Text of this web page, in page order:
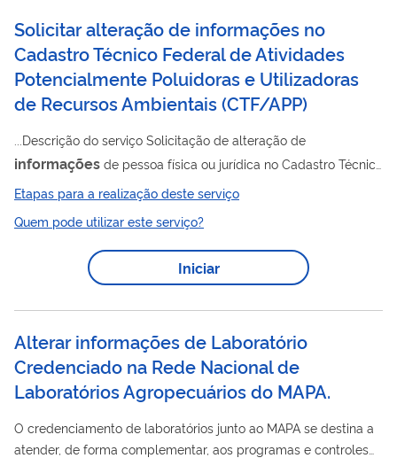
Solicitar alteração de informações no
Cadastro Técnico Federal de Atividades
Potencialmente Poluidoras e Utilizadoras
de Recursos Ambientais(CTF/APP)
...Descrição do serviço Solicitação de alteração de
informações de pessoa física ou jurídica no Cadastro Técnico
Federal de Atividades Potencialmente Poluidoras e
Utilizadoras de Recursos Ambientais (CTF/APP), nos casos em
que a atualização depende de análise técnica prévia pelo
atualização de dados no CTF/APP que exija avaliação técnica
cadastrais no CTF/APP, após análise e...
Etapas para a realização deste serviço
Quem pode utilizar este serviço?
Iniciar
Alterar informações de Laboratório
Credenciado na Rede Nacional de
Laboratórios Agropecuários do MAPA.
O credenciamento de laboratórios junto ao MAPA se destina a
atender, de forma complementar, aos programas e controles